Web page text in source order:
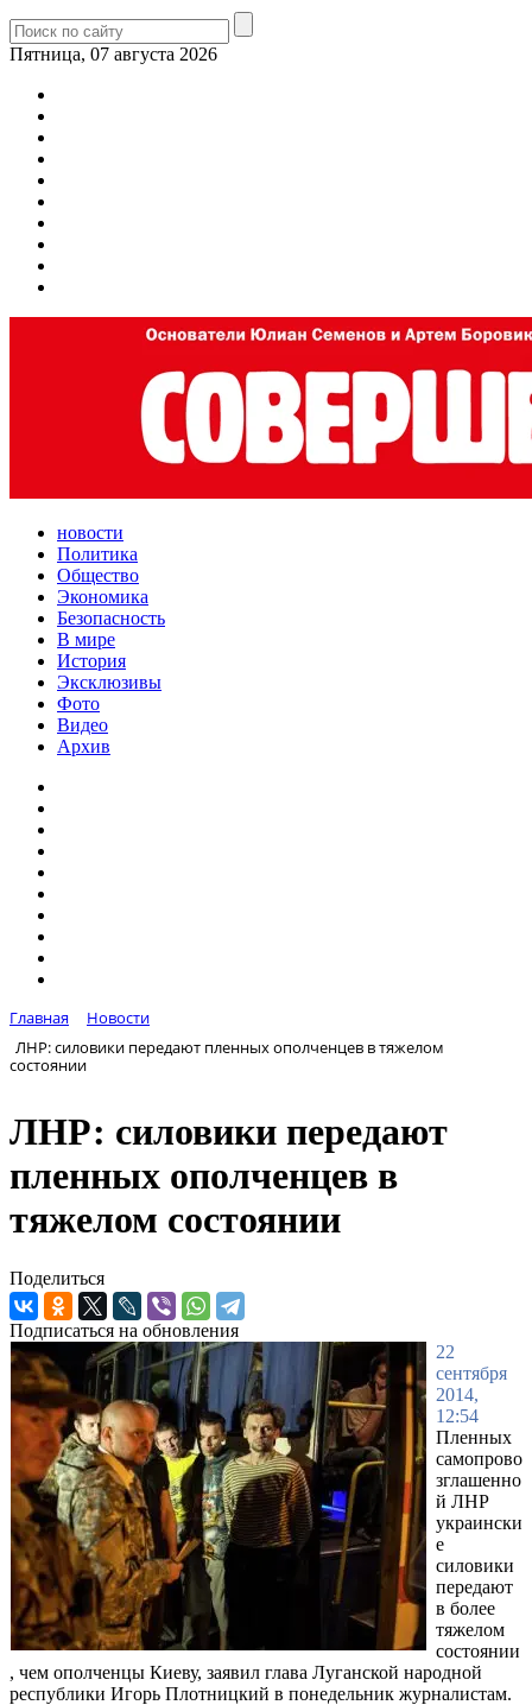
Пятница, 07 августа 2026
новости
Политика
Общество
Экономика
Безопасность
В мире
История
Эксклюзивы
Фото
Видео
Архив
Главная
Новости
ЛНР: силовики передают пленных ополченцев в тяжелом
состоянии
ЛНР: силовики передают
пленных ополченцев в
тяжелом состоянии
Поделиться
Подписаться на обновления
22
сентября
2014,
12:54
Пленных
самопрово
зглашенно
й ЛНР
украински
е
силовики
передают
в более
тяжелом
состоянии
, чем ополченцы Киеву, заявил глава Луганской народной
республики Игорь Плотницкий в понедельник журналистам.